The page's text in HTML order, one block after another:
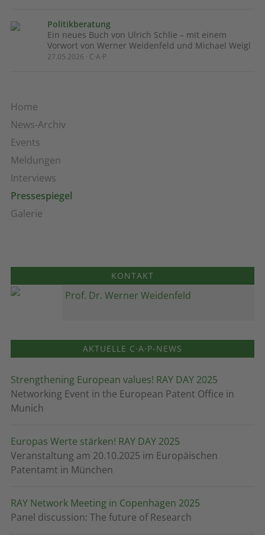
Home
News-Archiv
Events
Meldungen
Interviews
Pressespiegel
Galerie
Politikberatung
Ein neues Buch von Ulrich Schlie – mit einem
Vorwort von Werner Weidenfeld und Michael Weigl
27.05.2026 · C·A·P
KONTAKT
Prof. Dr. Werner Weidenfeld
AKTUELLE C·A·P-NEWS
Strengthening European values! RAY DAY 2025
Networking Event in the European Patent Office in
Munich
Europas Werte stärken! RAY DAY 2025
Veranstaltung am 20.10.2025 im Europäischen
Patentamt in München
RAY Network Meeting in Copenhagen 2025
Panel discussion: The future of Research